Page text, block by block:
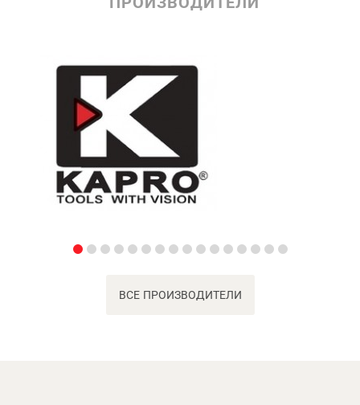
ВСЕ ПРОИЗВОДИТЕЛИ